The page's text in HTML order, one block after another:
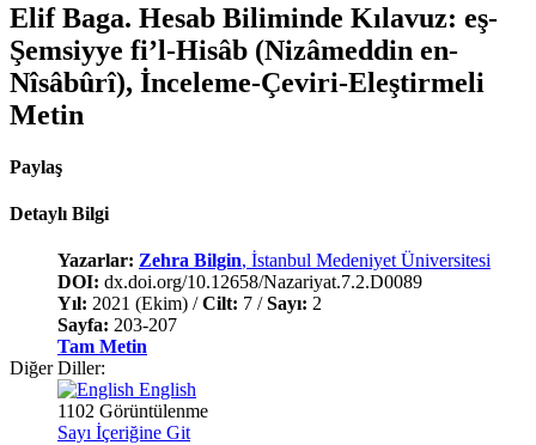
Elif Baga. Hesab Biliminde Kılavuz: eş-
Şemsiyye fi’l-Hisâb (Nizâmeddin en-
Nîsâbûrî), İnceleme-Çeviri-Eleştirmeli
Metin
Paylaş
Detaylı Bilgi
Yazarlar: Zehra Bilgin, İstanbul Medeniyet Üniversitesi
DOI: dx.doi.org/10.12658/Nazariyat.7.2.D0089
Yıl: 2021 (Ekim) /Cilt: 7 /Sayı: 2
Sayfa: 203-207
Tam Metin
Diğer Diller:
English
1102 Görüntülenme
Sayı İçeriğine Git